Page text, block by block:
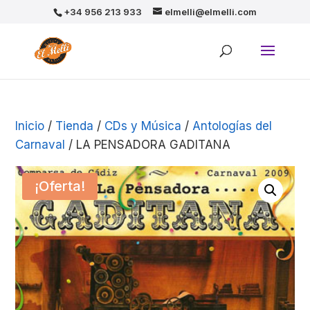
+34 956 213 933 elmelli@elmelli.com
Inicio / Tienda / CDs y Música / Antologías del
Carnaval / LA PENSADORA GADITANA
¡Oferta!